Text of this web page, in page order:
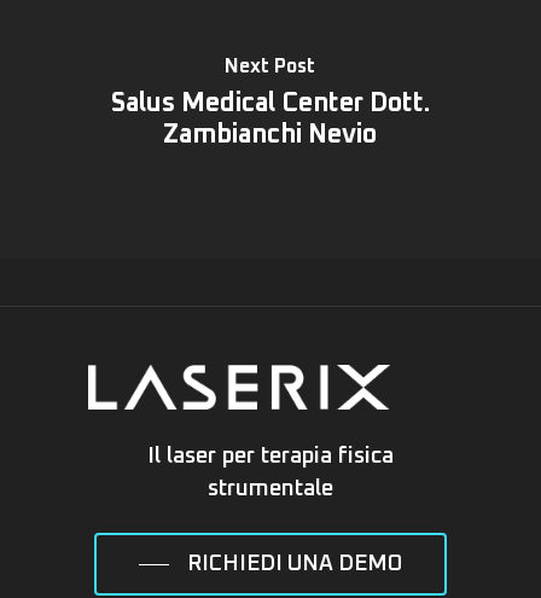
Next Post
Salus Medical Center Dott.
Zambianchi Nevio
Il laser per terapia fisica
strumentale
RICHIEDI UNA DEMO